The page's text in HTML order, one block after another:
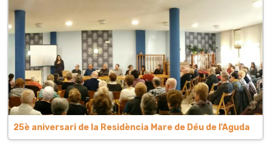
25è aniversari de la Residència Mare de Déu de l'Aguda